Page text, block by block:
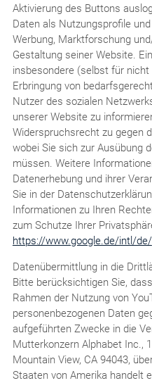
Aktivierung des Buttons
Daten als Nutzungsprofile
Werbung, Marktforschung
Gestaltung seiner Website.
insbesondere (selbst für
Erbringung von
Nutzer des sozialen
unserer Website zu
Widerspruchsrecht zu gegen
wobei Sie sich zur Ausübung
müssen. Weitere
Datenerhebung und ihrer
Sie in der
Informationen zu Ihren
zum Schutze Ihrer
https://www.google.de/intl/
Datenübermittlung in die
Bitte berücksichtigen Sie,
Rahmen der Nutzung von
personenbezogenen Daten
aufgeführten Zwecke in die
Mutterkonzern Alphabet Inc.,
Mountain View, CA 94043,
Staaten von Amerika handelt